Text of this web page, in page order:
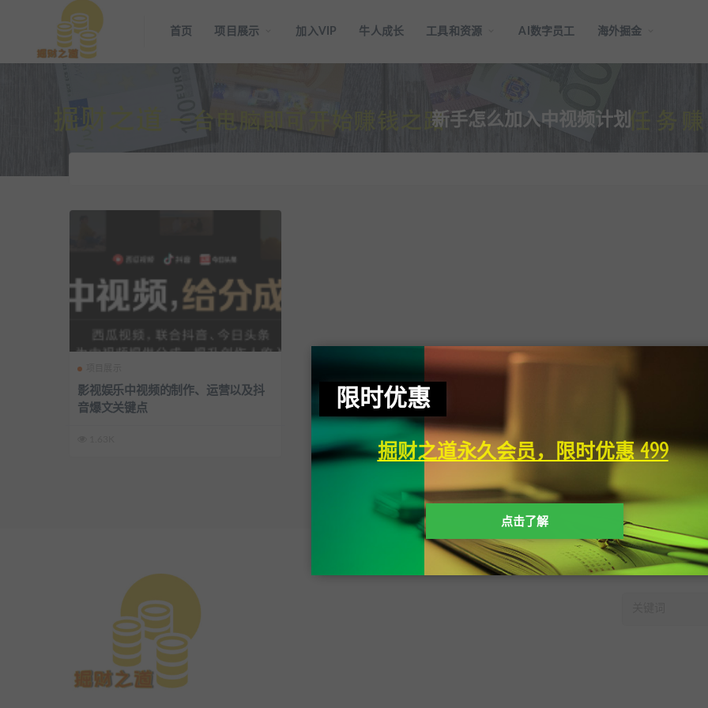
首页 项目展示 加入VIP 牛人成长 工具和资源 AI数字员工 海外掘金
新手怎么加入中视频计划
影视娱乐中视频的制作、运营以及抖
音爆文关键点
快速搜索
限时优惠
掘财之道永久会员，限时优惠 499
点击了解